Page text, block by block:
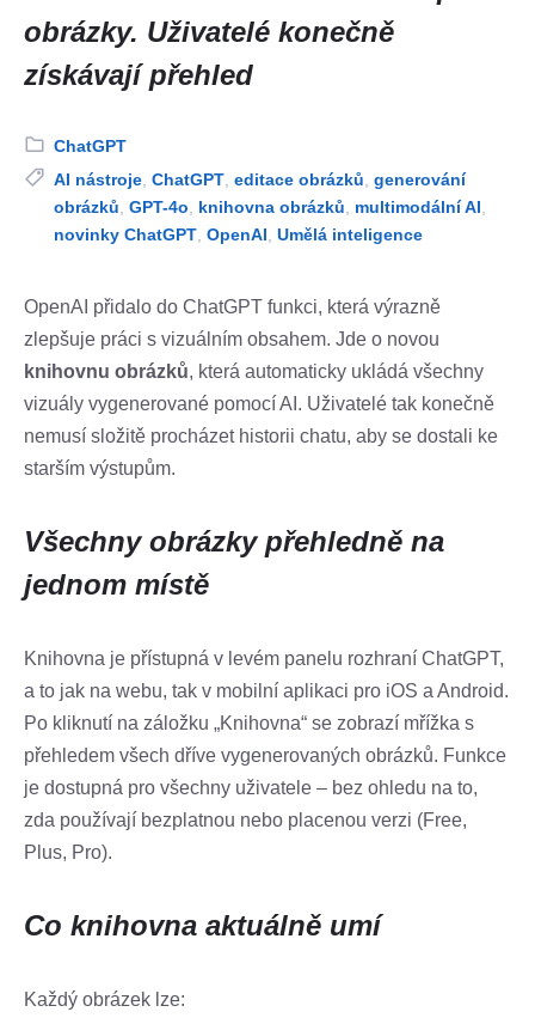
obrázky. Uživatelé konečně
získávají přehled
Category:
ChatGPT
Tags:
AI nástroje ChatGPT editace obrázků generování
obrázků GPT-4o knihovna obrázků multimodální AI
novinky ChatGPT OpenAI Umělá inteligence
OpenAI přidalo do ChatGPT funkci, která výrazně
zlepšuje práci s vizuálním obsahem. Jde o novou
knihovnu obrázků, která automaticky ukládá všechny
vizuály vygenerované pomocí AI. Uživatelé tak konečně
nemusí složitě procházet historii chatu, aby se dostali ke
starším výstupům.
Všechny obrázky přehledně na
jednom místě
Knihovna je přístupná v levém panelu rozhraní ChatGPT,
a to jak na webu, tak v mobilní aplikaci pro iOS a Android.
Po kliknutí na záložku „Knihovna“ se zobrazí mřížka s
přehledem všech dříve vygenerovaných obrázků. Funkce
je dostupná pro všechny uživatele – bez ohledu na to,
zda používají bezplatnou nebo placenou verzi (Free,
Plus, Pro).
Co knihovna aktuálně umí
Každý obrázek lze: